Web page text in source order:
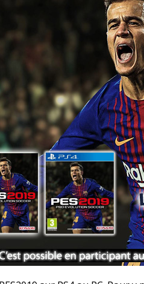
« MOFUSAND / PARLER
ASSASSIN'S CREED BLACK FLAG
« LE VENT DAND LES SAULES
« DAMN THEM ALL » - UN DUO
YOSHI AND THE MYSTERIOUS